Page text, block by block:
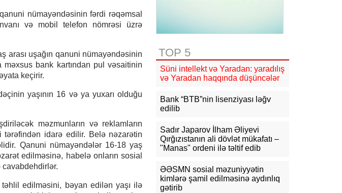
nümayəndəsinin fərdi rəqəmsal
və mobil telefon nömrəsi üzrə
arası uşağın qanuni nümayəndəsinin
bank kartından pul vəsaitinin
keçirir.
yaşının 16 və ya yuxarı olduğu
məzmunların və reklamların
tərəfindən idarə edilir. Belə nəzarətin
Qanuni nümayəndələr 16-18 yaş
edilməsinə, habelə onların sosial
təhlil edilməsini, bəyan edilən yaşı ilə
çırpılıb, ölən və xəsarət alanlar var -
FOTO
16:31 Bu il dövlət büdcəsinə 11,5
mlrd. manata yaxın vergi daxil olub
16:04
Tramp zəng etdi - Pentaqonda
təcili iclas təyin olundu
15:53 Ceyhun Bayramov: Rusiya və
Ukrayna arasındakı hərbi
əməliyyatlar ən qısa zamanda
15:41 İranda “Mossad”la əlaqəli 20-
dən çox şəxsin saxlanıldığı bildirilir
TOP 5
Süni intellekt və Yaradan: yaradılış
və Yaradan haqqında düşüncələr
Bank “BTB”nin lisenziyası ləğv
edilib
Sadır Japarov İlham Əliyevi
Qırğızıstanın ali dövlət mükafatı –
"Manas" ordeni ilə təltif edib
ƏƏSMN sosial məzuniyyətin
kimlərə şamil edilməsinə aydınlıq
gətirib